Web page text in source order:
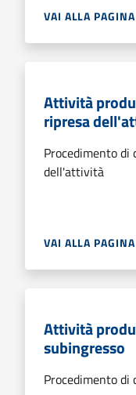
VAI ALLA PAGINA
Attività
ripresa
Procedimento di
dell'attività
VAI ALLA PAGINA
Attività
subingresso
Procedimento di